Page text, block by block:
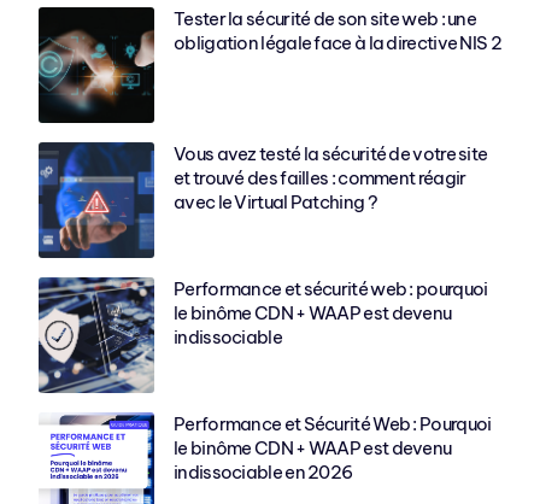
Tester la sécurité de son site web : une
obligation légale face à la directive NIS 2
Vous avez testé la sécurité de votre site
et trouvé des failles : comment réagir
avec le Virtual Patching ?
Performance et sécurité web : pourquoi
le binôme CDN + WAAP est devenu
indissociable
Performance et Sécurité Web : Pourquoi
le binôme CDN + WAAP est devenu
indissociable en 2026